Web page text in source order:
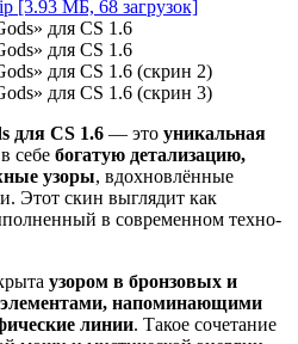
[3.93 МБ, 68 загрузок]
для CS 1.6 — это уникальная
себе богатую детализацию,
узоры, вдохновлённые
Этот скин выглядит как
в современном техно-
узором в бронзовых и
элементами, напоминающими
линии. Такое сочетание